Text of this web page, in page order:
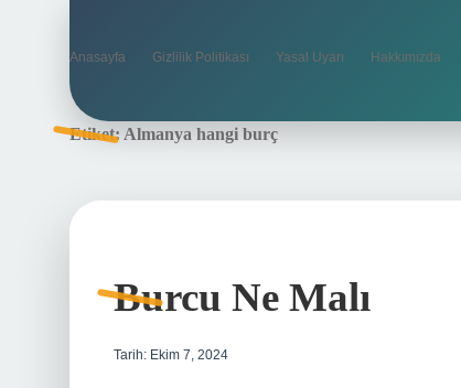
Anasayfa Gizlilik Politikası Yasal Uyarı Hakkımızda
Etiket: Almanya hangi burç
Burcu Ne Malı
Tarih: Ekim 7, 2024